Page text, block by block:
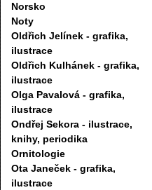
Norsko
Noty
Oldřich Jelínek - grafika,
ilustrace
Oldřich Kulhánek - grafika,
ilustrace
Olga Pavalová - grafika,
ilustrace
Ondřej Sekora - ilustrace,
knihy, periodika
Ornitologie
Ota Janeček - grafika,
ilustrace